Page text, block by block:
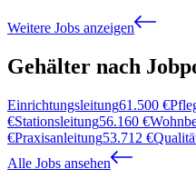
Weitere Jobs anzeigen
Gehälter nach
Einrichtungsleitung61.500 €
€Stationsleitung56.160 €
€Praxisanleitung53.712 €
Alle Jobs ansehen